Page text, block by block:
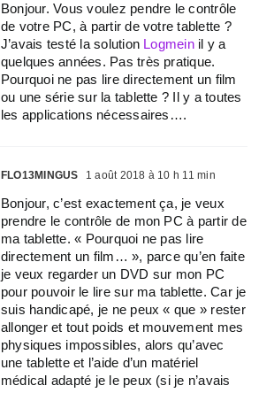
Bonjour. Vous voulez pendre le contrôle
de votre PC, à partir de votre tablette ?
J’avais testé la solution Logmeinil y a
quelques années. Pas très pratique.
Pourquoi ne pas lire directement un film
ou une série sur la tablette ? Il y a toutes
les applications nécessaires….
FLO13MINGUS 1 août 2018 à 10 h 11 min
Bonjour, c’est exactement ça, je veux
prendre le contrôle de mon PC à partir de
ma tablette. « Pourquoi ne pas lire
directement un film… », parce qu’en faite
je veux regarder un DVD sur mon PC
pour pouvoir le lire sur ma tablette. Car je
suis handicapé, je ne peux « que » rester
allonger et tout poids et mouvement mes
physiques impossibles, alors qu’avec
une tablette et l’aide d’un matériel
médical adapté je le peux (si je n’avais